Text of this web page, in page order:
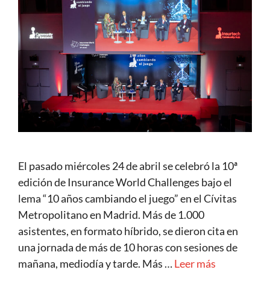
El pasado miércoles 24 de abril se celebró la 10ª
edición de Insurance World Challenges bajo el
lema “10 años cambiando el juego” en el Cívitas
Metropolitano en Madrid. Más de 1.000
asistentes, en formato híbrido, se dieron cita en
una jornada de más de 10 horas con sesiones de
mañana, mediodía y tarde. Más …Leer más